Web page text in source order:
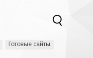
Готовые сайты